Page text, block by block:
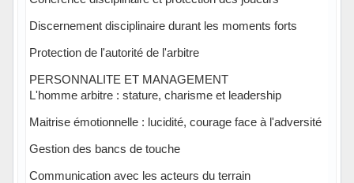
Discernement disciplinaire durant les moments forts
Protection de l'autorité de l'arbitre
PERSONNALITE ET MANAGEMENT
L'homme arbitre : stature, charisme et leadership
Maitrise émotionnelle : lucidité, courage face à l'adversité
Gestion des bancs de touche
Communication avec les acteurs du terrain